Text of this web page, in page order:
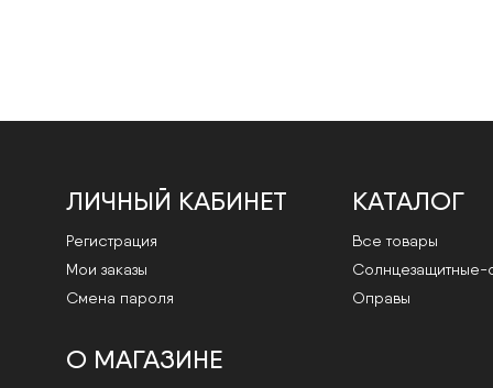
ЛИЧНЫЙ КАБИНЕТ
Регистрация
Мои заказы
Смена пароля
КАТАЛОГ
Все товары
Cолнцезащитные-
Оправы
О МАГАЗИНЕ